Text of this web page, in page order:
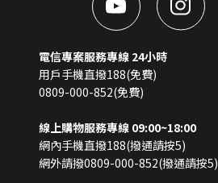
電信專案服務專線 24小時
用戶手機直撥188(免費)
0809-000-852(免費)
線上購物服務專線 09:00~18:00
網內手機直撥188(撥通請按5)
網外請撥0809-000-852(撥通請按5)